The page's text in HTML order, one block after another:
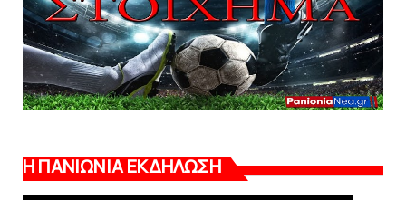
Η ΠΑΝΙΩΝΙΑ ΕΚΔΗΛΩΣΗ